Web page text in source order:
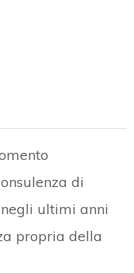
di
ultimi anni
propria della